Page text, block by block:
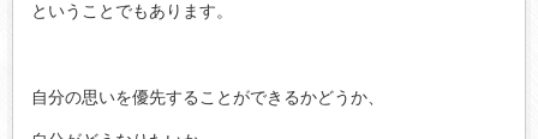
ということでもあります。
自分の思いを優先することができるかどうか、